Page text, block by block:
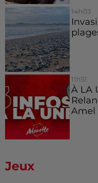
14h03
11h51
À LA
Amel
Jeux